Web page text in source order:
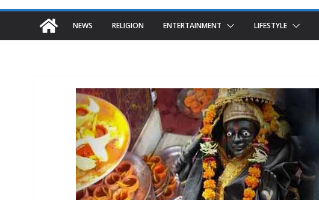
NEWS RELIGION ENTERTAINMENT LIFESTYLE